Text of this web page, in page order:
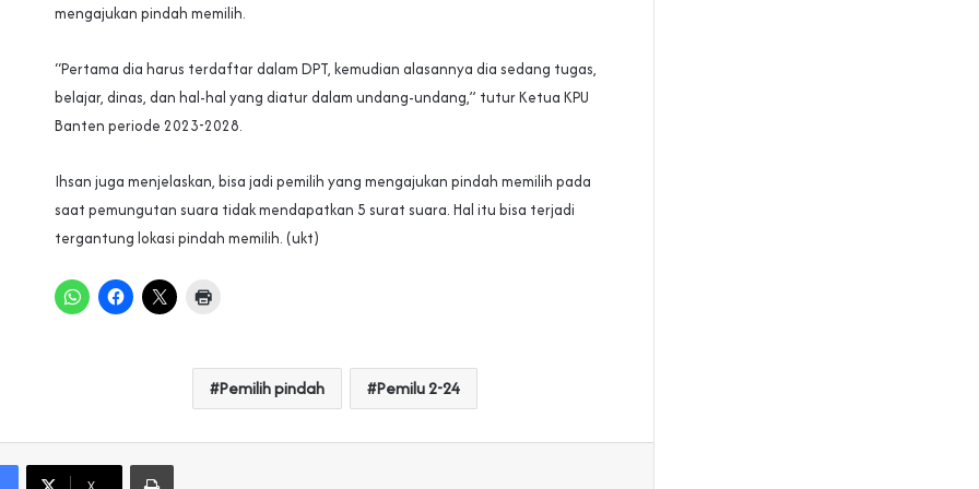
mengajukan pindah memilih.
“Pertama dia harus terdaftar dalam DPT, kemudian alasannya dia sedang tugas,
belajar, dinas, dan hal-hal yang diatur dalam undang-undang,” tutur Ketua KPU
Banten periode 2023-2028.
Ihsan juga menjelaskan, bisa jadi pemilih yang mengajukan pindah memilih pada
saat pemungutan suara tidak mendapatkan 5 surat suara. Hal itu bisa terjadi
tergantung lokasi pindah memilih. (ukt)
Pemilih pindah Pemilu 2-24
Print